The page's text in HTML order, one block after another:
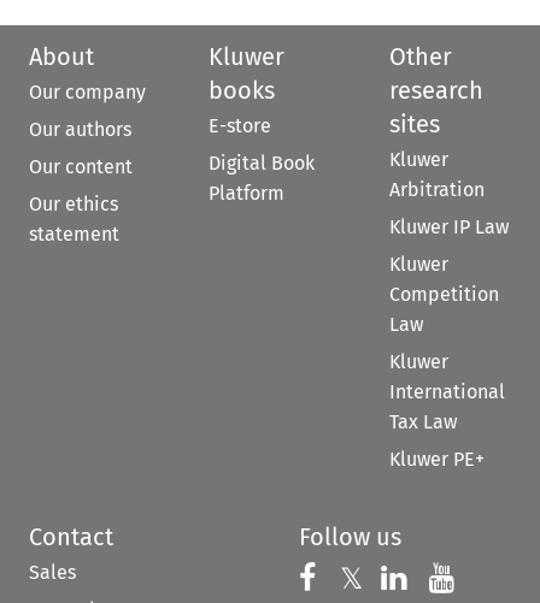
About
Our company
Our authors
Our content
Our ethics
statement
Kluwer
books
E-store
Digital Book
Platform
Other
research
sites
Kluwer
Arbitration
Kluwer IP Law
Kluwer
Competition
Law
Kluwer
International
Tax Law
Kluwer PE+
Contact
Sales
Follow us
Follow us on
𝕏 Follow us on
Follow us